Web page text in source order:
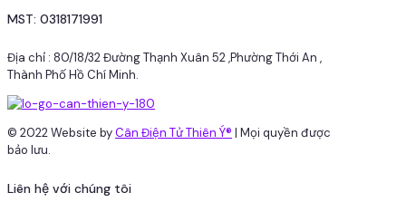
MST: 0318171991
Địa chỉ : 80/18/32 Đường Thạnh Xuân 52 ,Phường Thới An ,
Thành Phố Hồ Chí Minh.
© 2022 Website byCân Điện Tử Thiên Ý® | Mọi quyền được
bảo lưu.
Liên hệ với chúng tôi